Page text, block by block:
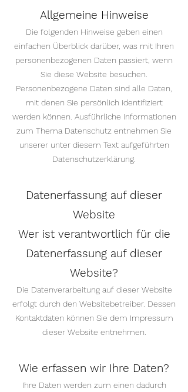
Allgemeine Hinweise
Die folgenden Hinweise geben einen
einfachen Überblick darüber, was mit Ihren
personenbezogenen Daten passiert, wenn
Sie diese Website besuchen.
Personenbezogene Daten sind alle Daten,
mit denen Sie persönlich identifiziert
werden können. Ausführliche Informationen
zum Thema Datenschutz entnehmen Sie
unserer unter diesem Text aufgeführten
Datenschutzerklärung.
Datenerfassung auf dieser
Website
Wer ist verantwortlich für die
Datenerfassung auf dieser
Website?
Die Datenverarbeitung auf dieser Website
erfolgt durch den Websitebetreiber. Dessen
Kontaktdaten können Sie dem Impressum
dieser Website entnehmen.
Wie erfassen wir Ihre Daten?
Ihre Daten werden zum einen dadurch